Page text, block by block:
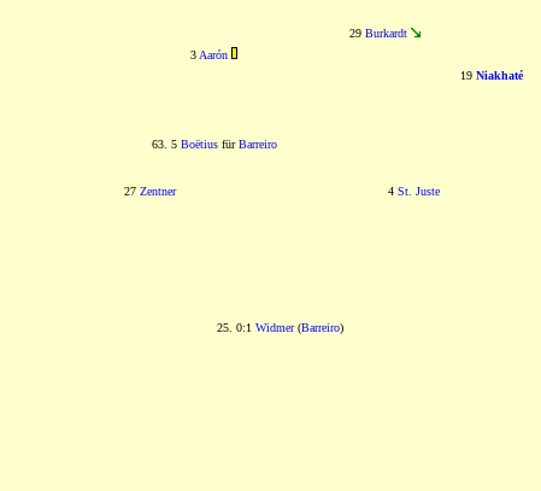
29 Burkardt
3 Aarón
19 Niakhaté
63. 5 BoëtiusfürBarreiro
27 Zentner 4 St. Juste
25. 0:1 Widmer(Barreiro)